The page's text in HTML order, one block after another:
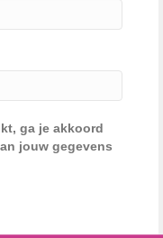
ga je akkoord
jouw gegevens